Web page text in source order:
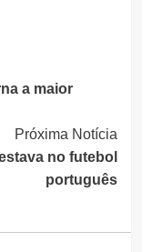
a maior
Próxima Notícia
no futebol
português